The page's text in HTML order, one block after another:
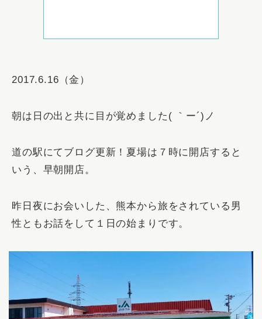
2017.6.16（金）
朝は日の出と共に目が覚めました( ｀ー´)ノ
道の駅にてブログ更新！夏場は７時に開店すると
いう、早朝開店。
昨日夜にお会いした、熊本から旅をされている男
性ともお話をして１日の始まりです。